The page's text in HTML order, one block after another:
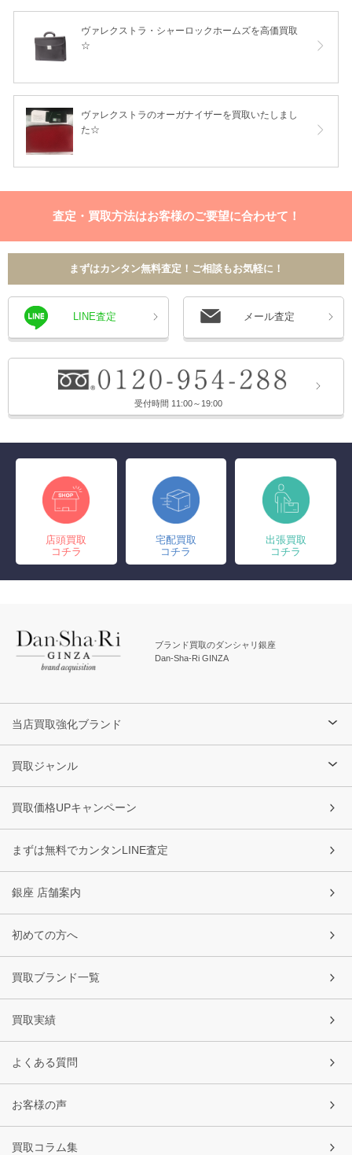
ヴァレクストラ・シャーロックホームズを高価買取
☆
ヴァレクストラのオーガナイザーを買取いたしまし
た☆
査定・買取方法はお客様のご要望に合わせて！
まずはカンタン無料査定！ご相談もお気軽に！
LINE査定 メール査定
受付時間 11:00～19:00
店頭買取
コチラ
宅配買取
コチラ
出張買取
コチラ
ブランド買取のダンシャリ銀座
Dan-Sha-Ri GINZA
当店買取強化ブランド
買取ジャンル
買取価格UPキャンペーン
まずは無料でカンタンLINE査定
銀座 店舗案内
初めての方へ
買取ブランド一覧
買取実績
よくある質問
お客様の声
買取コラム集